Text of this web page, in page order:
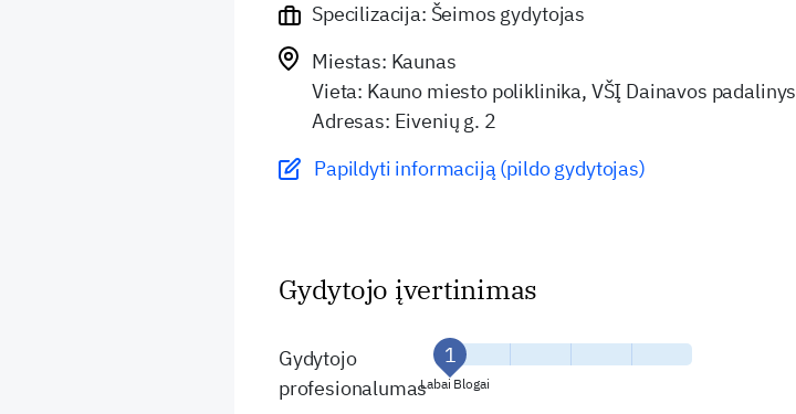
Specilizacija: Šeimos gydytojas
Miestas: Kaunas
Vieta: Kauno miesto poliklinika, VŠĮ Dainavos padalinys
Adresas: Eivenių g. 2
Papildyti informaciją (pildo gydytojas)
Gydytojo įvertinimas
Gydytojo
profesionalumasLabai Blogai